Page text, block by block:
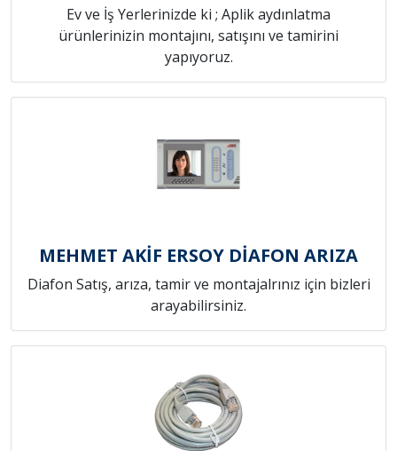
Ev ve İş Yerlerinizde ki ; Aplik aydınlatma
ürünlerinizin montajını, satışını ve tamirini
yapıyoruz.
MEHMET AKİF ERSOY DİAFON ARIZA
Diafon Satış, arıza, tamir ve montajalrınız için bizleri
arayabilirsiniz.